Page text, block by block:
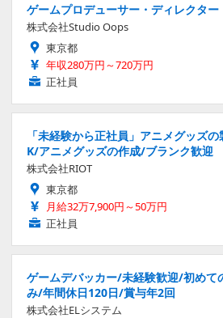
ゲームプロデューサー・ディレクター
株式会社Studio Oops
東京都
年収280万円～720万円
正社員
「未経験から正社員」アニメグッズ
K/アニメグッズの作成/ブランク歓迎
株式会社RIOT
東京都
月給32万7,900円～50万円
正社員
ゲームデバッカー/未経験歓迎/初めて
み/年間休日120日/賞与年2回
株式会社ELシステム